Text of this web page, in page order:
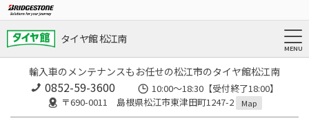
タイヤ館 松江南
輸入車のメンテナンスもお任せの松江市のタイヤ館松江南
0852-59-3600
10:00～18:30【受付終了18:00】
〒690-0011 島根県松江市東津田町1247-2
Map